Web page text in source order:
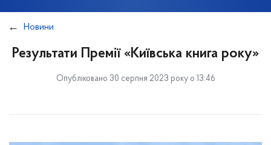
Новини
Результати Премії «Київська книга року»
Опубліковано 30 серпня 2023 року о 13:46